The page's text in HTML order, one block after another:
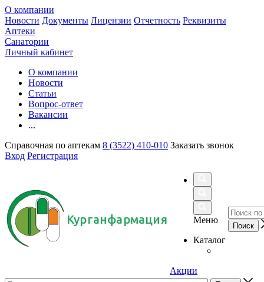
О компании
Новости Документы Лицензии Отчетность Реквизиты
Аптеки
Санатории
Личный кабинет
О компании
Новости
Статьи
Вопрос-ответ
Вакансии
...
Справочная по аптекам 8 (3522) 410-010 Заказать звонок
Вход Регистрация
Курганфармация
Меню
Каталог
Акции